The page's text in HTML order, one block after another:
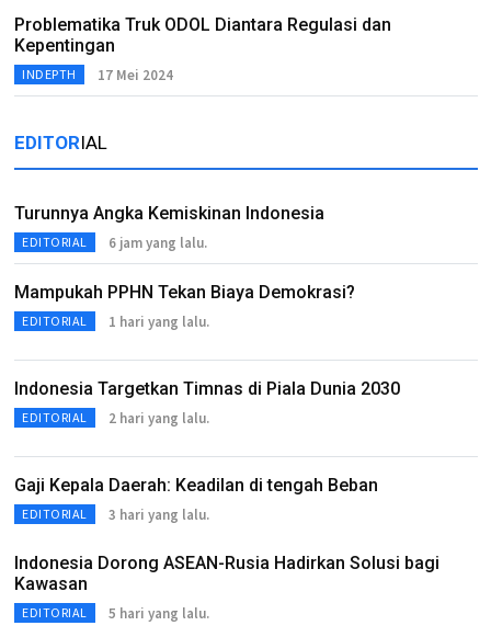
Problematika Truk ODOL Diantara Regulasi dan
Kepentingan
INDEPTH 17 Mei 2024
EDITORIAL
Turunnya Angka Kemiskinan Indonesia
EDITORIAL 6 jam yang lalu.
Mampukah PPHN Tekan Biaya Demokrasi?
EDITORIAL 1 hari yang lalu.
Indonesia Targetkan Timnas di Piala Dunia 2030
EDITORIAL 2 hari yang lalu.
Gaji Kepala Daerah: Keadilan di tengah Beban
EDITORIAL 3 hari yang lalu.
Indonesia Dorong ASEAN-Rusia Hadirkan Solusi bagi
Kawasan
EDITORIAL 5 hari yang lalu.